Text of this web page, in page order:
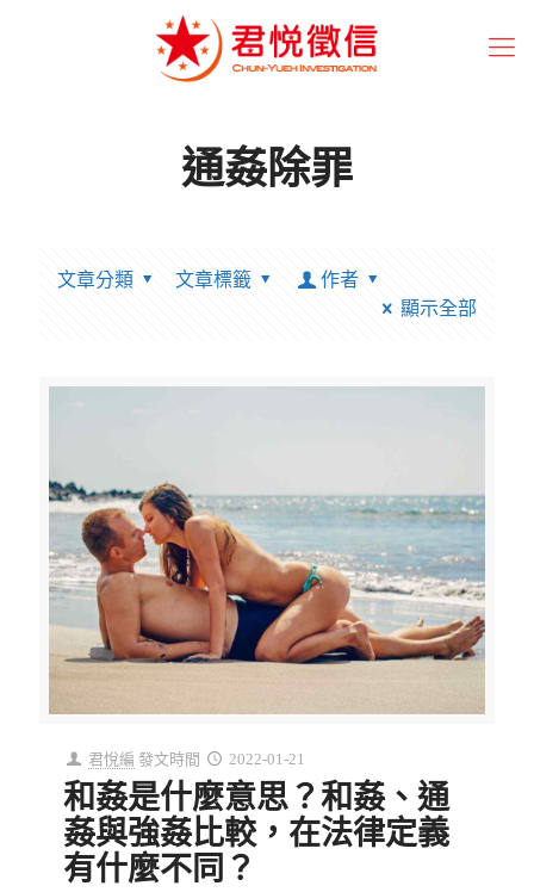
通姦除罪
文章分類 文章標籤
作者
顯示全部
君悅編 發文時間 2022-01-21
和姦是什麼意思？和姦、通
姦與強姦比較，在法律定義
有什麼不同？